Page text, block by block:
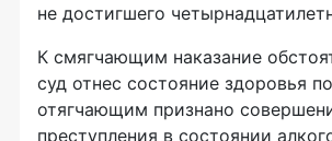
не достигшего
К смягчающим наказание
суд отнес состояние здоровья
отягчающим признано
преступления в состоянии